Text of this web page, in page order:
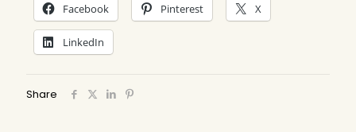
Facebook Pinterest X
LinkedIn
Share